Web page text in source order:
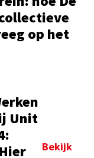
op het
Unit
Bekijk